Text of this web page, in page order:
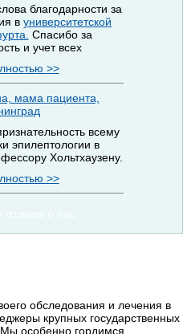
благодарности за
в университетской
Спасибо за
и учет всех
>>
мама пациента,
всему
эпилептологии в
Хольтхаузену.
>>
обследования и лечения в
крупных государственных
особенно гордимся